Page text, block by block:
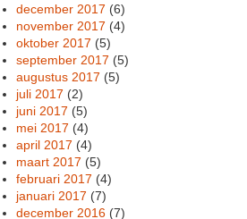
december 2017 (6)
november 2017 (4)
oktober 2017 (5)
september 2017 (5)
augustus 2017 (5)
juli 2017 (2)
juni 2017 (5)
mei 2017 (4)
april 2017 (4)
maart 2017 (5)
februari 2017 (4)
januari 2017 (7)
december 2016 (7)